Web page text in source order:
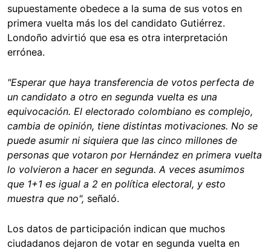
supuestamente obedece a la suma de sus votos en
primera vuelta más los del candidato Gutiérrez.
Londoño advirtió que esa es otra interpretación
errónea.
"Esperar que haya transferencia de votos perfecta de
un candidato a otro en segunda vuelta es una
equivocación. El electorado colombiano es complejo,
cambia de opinión, tiene distintas motivaciones. No se
puede asumir ni siquiera que las cinco millones de
personas que votaron por Hernández en primera vuelta
lo volvieron a hacer en segunda. A veces asumimos
que 1+1 es igual a 2 en política electoral, y esto
muestra que no", señaló.
Los datos de participación indican que muchos
ciudadanos dejaron de votar en segunda vuelta en